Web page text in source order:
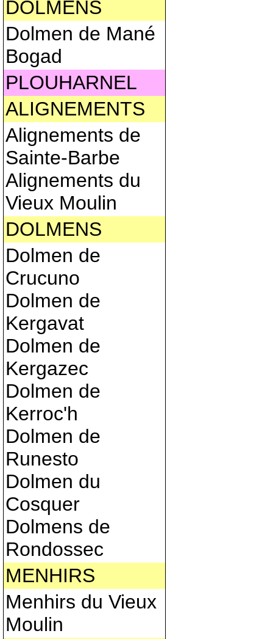
DOLMENS
Dolmen de Mané
Bogad
PLOUHARNEL
ALIGNEMENTS
Alignements de
Sainte-Barbe
Alignements du
Vieux Moulin
DOLMENS
Dolmen de
Crucuno
Dolmen de
Kergavat
Dolmen de
Kergazec
Dolmen de
Kerroc'h
Dolmen de
Runesto
Dolmen du
Cosquer
Dolmens de
Rondossec
MENHIRS
Menhirs du Vieux
Moulin